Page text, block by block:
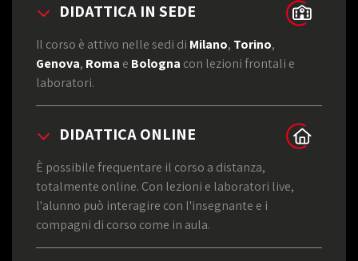
DIDATTICA IN SEDE
Il corso è attivo nelle sedi di Milano, Torino,
Genova, Roma e Bologna con lezioni frontali e
laboratori.
DIDATTICA ONLINE
È possibile frequentare il corso a distanza,
totalmente online. Con lezioni e laboratori live,
l'alunno può interagire con l'insegnante e i
compagni di corso come in aula.